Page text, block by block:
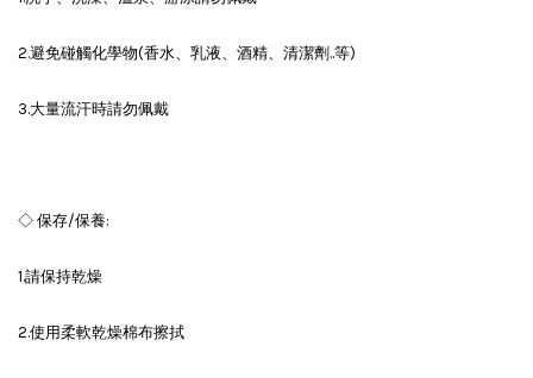
2.避免碰觸化學物(香水、乳液、酒精、清潔劑..等)
3.大量流汗時請勿佩戴
◇ 保存/保養:
1.請保持乾燥
2.使用柔軟乾燥棉布擦拭